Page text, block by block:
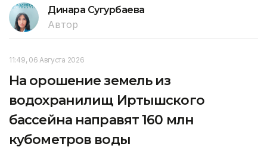
Динара Сугурбаева
Автор
11:49, 06 Августа 2026
На орошение земель из
водохранилищ Иртышского
бассейна направят 160 млн
кубометров воды